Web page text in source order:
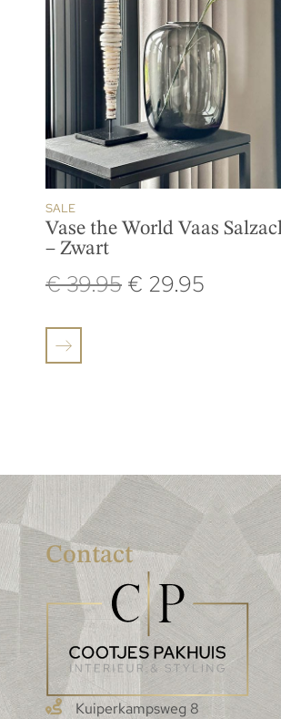
SALE
Vase the World Vaas
– Zwart
€39.95 € 29.95
Contact
Kuiperkampsweg 8